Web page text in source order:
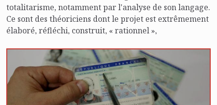
totalitarisme, notamment par l'analyse de son langage.
Ce sont des théoriciens dont le projet est extrêmement
élaboré, réfléchi, construit, « rationnel »,